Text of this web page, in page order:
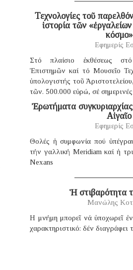
Τεχνολογίες τοῦ
ἱστορία τῶν
κόσμο»
Εφημερίς
Στό πλαίσιο ἐκθέσεως
Ἐπιστημῶν καί τό Μουσεῖο
ὑπολογιστής τοῦ
τῶν. 500.000 εὐρώ, σέ σημερινές
Ἐρωτήματα
Αἰγαῖο
Εφημερίς
Θολές ἡ συμφωνία πού
τήν γαλλική Μeridiam καί ἡ
Nexans
Ἡ στιβαρότητα
Μανώλης
H μνήμη μπορεῖ νά ὑποχωρεῖ
χαρακτηριστικό: δέν διαγράφει